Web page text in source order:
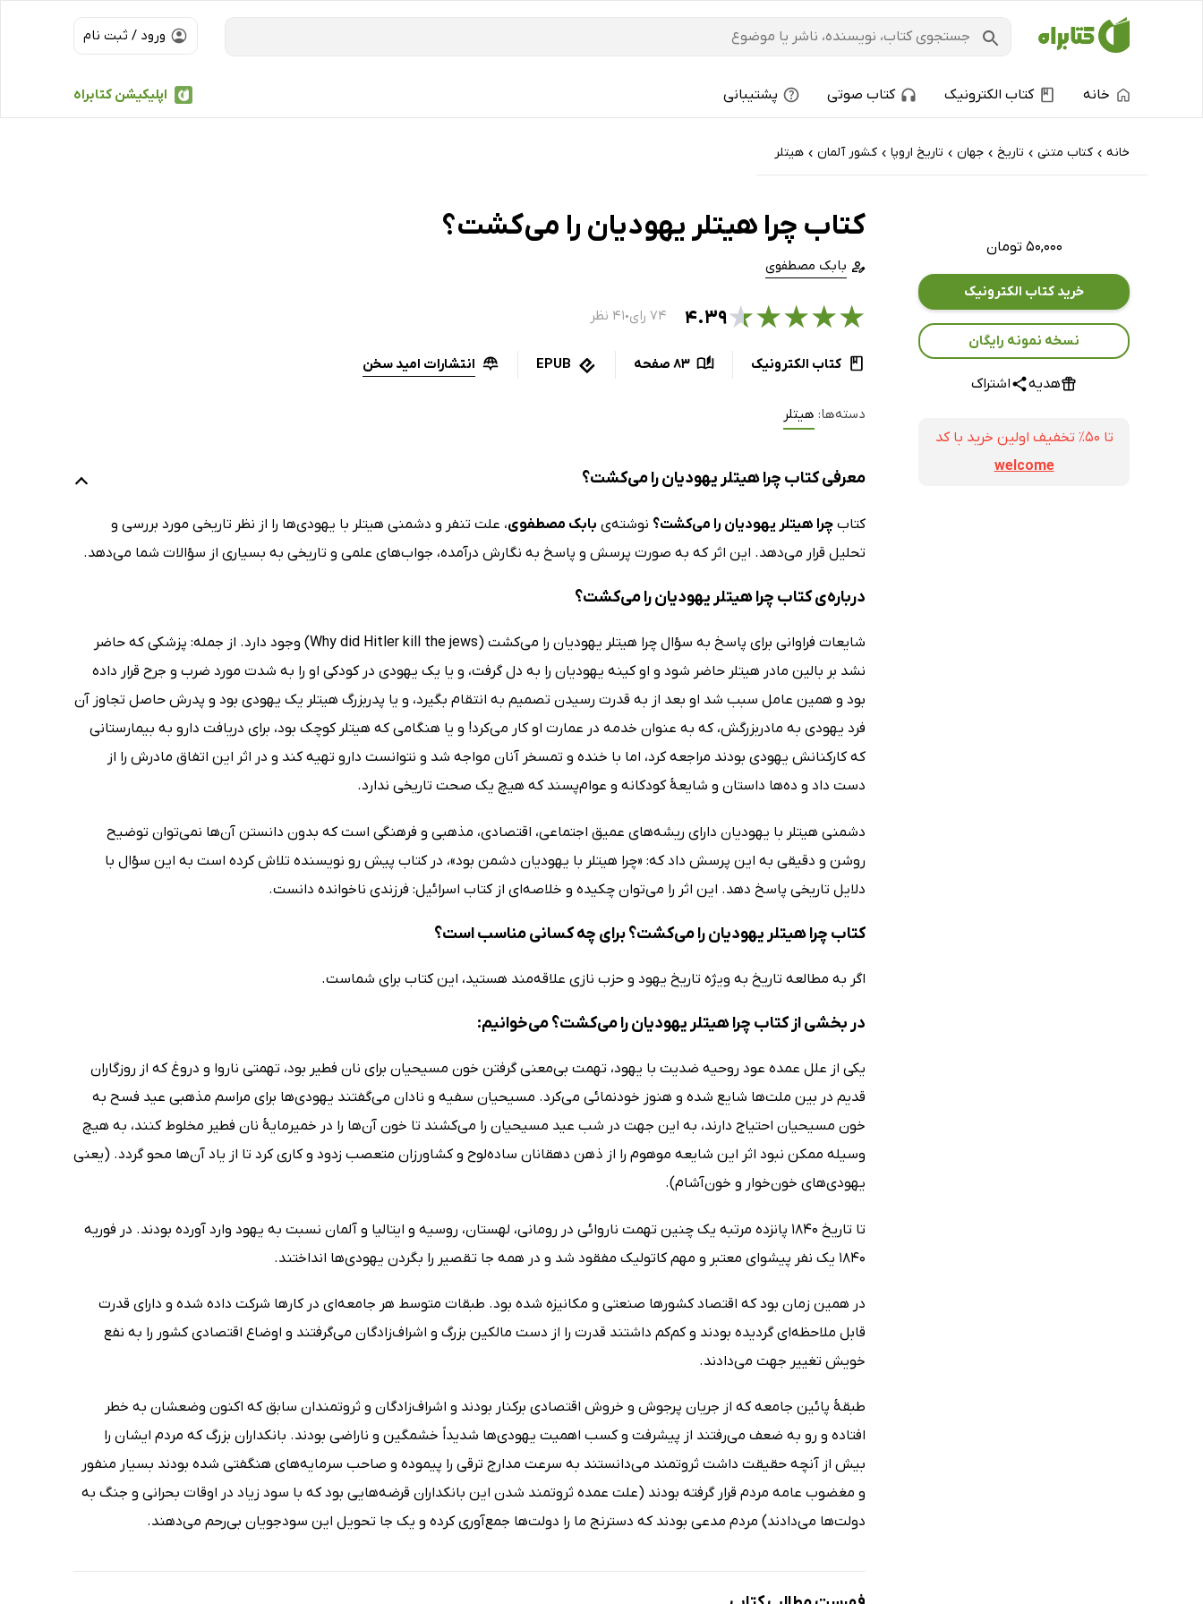
ورود / ثبت نام
اپلیکیشن کتابراه خانه کتاب الکترونیک کتاب صوتی پشتیبانی
خانه › کتاب‌ متنی › تاریخ › جهان › تاریخ اروپا › کشور آلمان › هیتلر
۵۰,۰۰۰ تومان
خرید کتاب الکترونیک
نسخه نمونه رایگان
هدیه اشتراک
تا ۵۰٪ تخفیف اولین خرید با کد
welcome
کتاب چرا هیتلر یهودیان را می‌کشت؟
بابک مصطفوی
★
★
★
★
★۴.۳۹ ۷۴ رای ● ۴۱ نظر
کتاب الکترونیک 83 صفحه EPUB انتشارات امید سخن
دسته‌ها: هیتلر
معرفی کتاب چرا هیتلر یهودیان را می‌کشت؟
کتاب چرا هیتلر یهودیان را می‌کشت؟ نوشته‌ی بابک مصطفوی، علت تنفر و دشمنی هیتلر با یهودی‌ها را از نظر تاریخی مورد بررسی و
تحلیل قرار می‌دهد. این اثر که به صورت پرسش و پاسخ به نگارش درآمده، جواب‌های علمی و تاریخی به بسیاری از سؤالات شما می‌دهد.
درباره‌ی کتاب چرا هیتلر یهودیان را می‌کشت؟
شایعات فراوانی برای پاسخ به سؤال چرا هیتلر یهودیان را می‌کشت (Why did Hitler kill the jews) وجود دارد. از جمله: پزشکی که حاضر
نشد بر بالین مادر هیتلر حاضر شود و او کینه یهودیان را به دل گرفت، و یا یک یهودی در کودکی او را به شدت مورد ضرب و جرح قرار داده
بود و همین عامل سبب شد او بعد از به قدرت رسیدن تصمیم به انتقام بگیرد، و یا پدربزرگ هیتلر یک یهودی بود و پدرش حاصل تجاوز آن
فرد یهودی به مادربزرگش، که به عنوان خدمه در عمارت او کار می‌کرد! و یا هنگامی که هیتلر کوچک بود، برای دریافت دارو به بیمارستانی
که کارکنانش یهودی بودند مراجعه کرد، اما با خنده و تمسخر آنان مواجه شد و نتوانست دارو تهیه کند و در اثر این اتفاق مادرش را از
دست داد و ده‌ها داستان و شایعۀ کودکانه و عوام‌پسند که هیچ یک صحت تاریخی ندارد.
دشمنی هیتلر با یهودیان دارای ریشه‌های عمیق اجتماعی، اقتصادی، مذهبی و فرهنگی است که بدون دانستن آن‌ها نمی‌توان توضیح
روشن و دقیقی به این پرسش داد که: «چرا هیتلر با یهودیان دشمن بود»، در کتاب پیش رو نویسنده تلاش کرده است به این سؤال با
دلایل تاریخی پاسخ دهد. این اثر را می‌توان چکیده و خلاصه‌ای از کتاب اسرائیل: فرزندی ناخوانده دانست.
کتاب چرا هیتلر یهودیان را می‌کشت؟ برای چه کسانی مناسب است؟
اگر به مطالعه تاریخ به ویژه تاریخ یهود و حزب نازی علاقه‌مند هستید، این کتاب برای شماست.
در بخشی از کتاب چرا هیتلر یهودیان را می‌کشت؟ می‌خوانیم:
یکی از علل عمده عود روحیه ضدیت با یهود، تهمت بی‌معنی گرفتن خون مسیحیان برای نان فطیر بود، تهمتی ناروا و دروغ که از روزگاران
قدیم در بین ملت‌ها شایع شده و هنوز خودنمائی می‌کرد. مسیحیان سفیه و نادان می‌گفتند یهودی‌ها برای مراسم مذهبی عید فسح به
خون مسیحیان احتیاج دارند، به این جهت در شب عید مسیحیان را می‌کشند تا خون آن‌ها را در خمیرمایۀ نان فطیر مخلوط کنند، به هیچ
وسیله ممکن نبود اثر این شایعه موهوم را از ذهن دهقانان ساده‌لوح و کشاورزان متعصب زدود و کاری کرد تا از یاد آن‌ها محو گردد. (یعنی
یهودی‌های خون‌خوار و خون‌آشام).
تا تاریخ 1840 پانزده مرتبه یک چنین تهمت ناروائی در رومانی، لهستان، روسیه و ایتالیا و آلمان نسبت به یهود وارد آورده بودند. در فوریه
1840 یک نفر پیشوای معتبر و مهم کاتولیک مفقود شد و در همه جا تقصیر را بگردن یهودی‌ها انداختند.
در همین زمان بود که اقتصاد کشورها صنعتی و مکانیزه شده بود. طبقات متوسط هر جامعه‌ای در کارها شرکت داده شده و دارای قدرت
قابل ملاحظه‌ای گردیده بودند و کم‌کم داشتند قدرت را از دست مالکین بزرگ و اشراف‌زادگان می‌گرفتند و اوضاع اقتصادی کشور را به نفع
خویش تغییر جهت می‌دادند.
طبقۀ پائین جامعه که از جریان پرجوش و خروش اقتصادی برکنار بودند و اشراف‌زادگان و ثروتمندان سابق که اکنون وضعشان به خطر
افتاده و رو به ضعف می‌رفتند از پیشرفت و کسب اهمیت یهودی‌ها شدیداً خشمگین و ناراضی بودند. بانکداران بزرگ که مردم ایشان را
بیش از آنچه حقیقت داشت ثروتمند می‌دانستند به سرعت مدارج ترقی را پیموده و صاحب سرمایه‌های هنگفتی شده بودند بسیار منفور
و مغضوب عامه مردم قرار گرفته بودند (علت عمده ثروتمند شدن این بانکداران قرضه‌هایی بود که با سود زیاد در اوقات بحرانی و جنگ به
دولت‌ها می‌دادند) مردم مدعی بودند که دسترنج ما را دولت‌ها جمع‌آوری کرده و یک جا تحویل این سودجویان بی‌رحم می‌دهند.